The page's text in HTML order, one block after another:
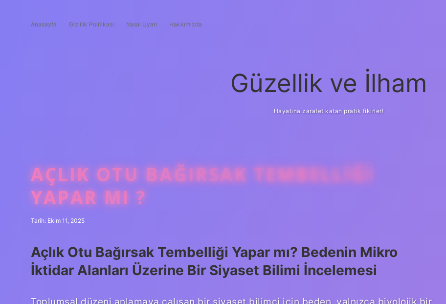
Anasayfa Gizlilik Politikası Yasal Uyarı Hakkımızda
Güzellik ve İlham
Hayatına zarafet katan pratik fikirler!
AÇLIK OTU BAĞIRSAK TEMBELLIĞI
YAPAR MI ?
Tarih: Ekim 11, 2025
Açlık Otu Bağırsak Tembelliği Yapar mı? Bedenin Mikro
İktidar Alanları Üzerine Bir Siyaset Bilimi İncelemesi
Toplumsal düzeni anlamaya çalışan bir siyaset bilimci için beden, yalnızca biyolojik bir